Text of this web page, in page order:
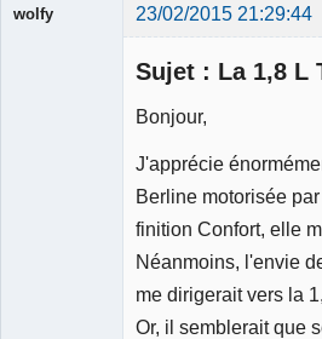
wolfy 23/02/2015 21:29:44
Sujet : La 1,8 L
Bonjour,
J'apprécie
Berline motorisée
finition Confort, elle
Néanmoins, l'envie
me dirigerait vers la
Or, il semblerait que